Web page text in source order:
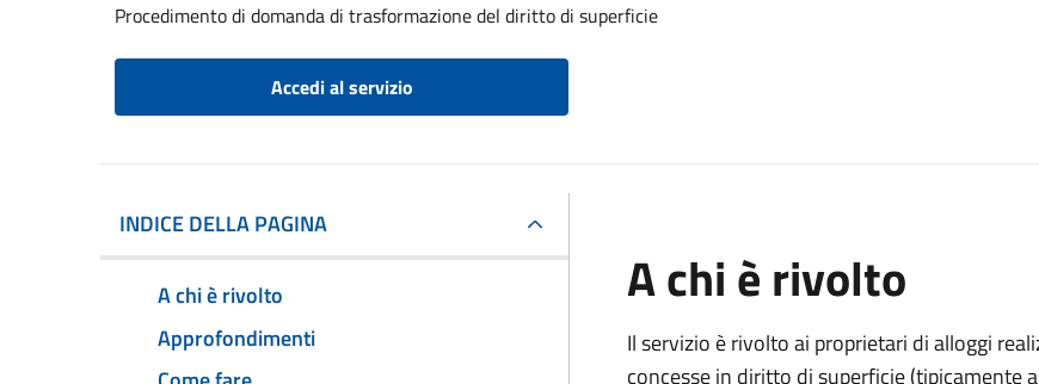
Procedimento di domanda di trasformazione del diritto di superficie
Accedi al servizio
INDICE DELLA PAGINA
A chi è rivolto
Approfondimenti
A chi è rivolto
Il servizio è rivolto ai proprietari di alloggi
concesse in diritto di superficie (tipicamente